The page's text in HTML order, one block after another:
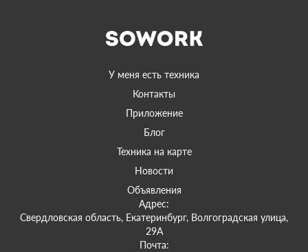
У меня есть техника
Контакты
Приложение
Блог
Техника на карте
Новости
Объявления
Адрес:
Свердловская область, Екатеринбург, Волгоградская улица,
29А
Почта: